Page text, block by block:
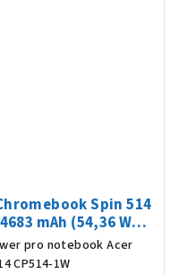
Spin 514
mAh (54,36 Wh),
pro notebook Acer
CP514-1W